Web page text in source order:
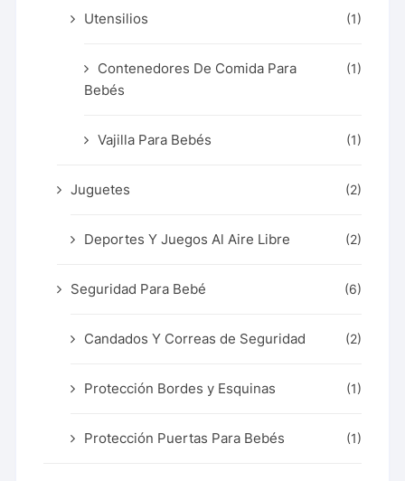
Utensilios (1)
Contenedores De Comida Para
Bebés
(1)
Vajilla Para Bebés (1)
Juguetes (2)
Deportes Y Juegos Al Aire Libre (2)
Seguridad Para Bebé (6)
Candados Y Correas de Seguridad (2)
Protección Bordes y Esquinas (1)
Protección Puertas Para Bebés (1)